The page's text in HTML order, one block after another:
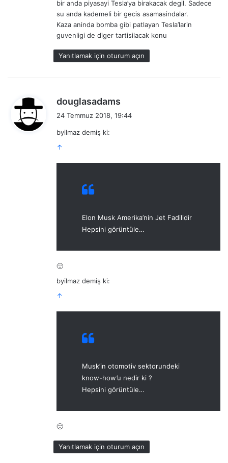
bir anda piyasayi Tesla’ya birakacak degil. Sadece
su anda kademeli bir gecis asamasindalar.
Kaza aninda bomba gibi patlayan Tesla’larin
guvenligi de diger tartisilacak konu
Yanıtlamak için oturum açın
douglasadams
24 Temmuz 2018, 19:44
byilmaz demiş ki:
↑
Elon Musk Amerika’nin Jet Fadilidir
Hepsini görüntüle…
🙂
byilmaz demiş ki:
↑
Musk’in otomotiv sektorundeki
know-how’u nedir ki ?
Hepsini görüntüle…
🙂
Yanıtlamak için oturum açın